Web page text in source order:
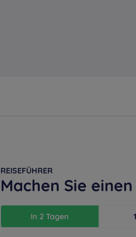
REISEFÜHRER
Machen Sie
In 2 Tagen